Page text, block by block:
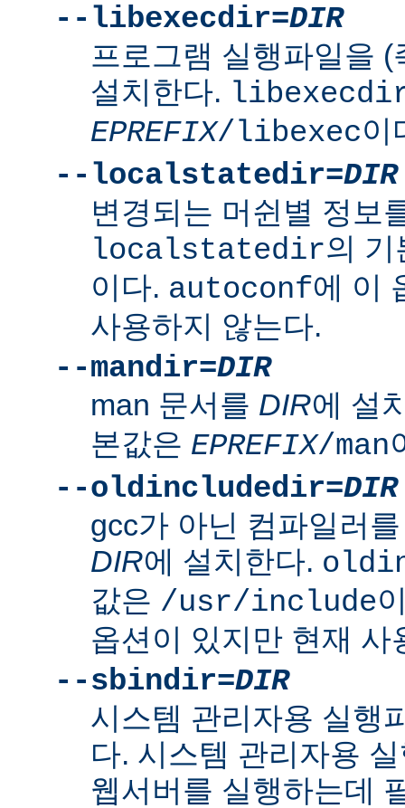
--libexecdir=DIR
프로그램 실행파일을
설치한다.
EPREFIX/libexec이
--localstatedir=DIR
변경되는 머쉰별 정보
localstatedir의
이다. autoconf에 이
사용하지 않는다.
--mandir=DIR
man 문서를 DIR에 설
본값은 EPREFIX/man
--oldincludedir=DIR
gcc가 아닌 컴파일러
DIR에 설치한다.
값은 /usr/include
옵션이 있지만 현재 사
--sbindir=DIR
시스템 관리자용 실행
다. 시스템 관리자용
웹서버를 실행하는데